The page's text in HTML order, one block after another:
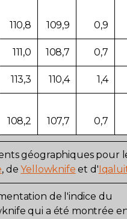
110,8 109,9 0,9
111,0 108,7 0,7
113,3 110,4 1,4
108,2 107,7 0,7
géographiques pour
, deYellowknife et d'
de l'indice du
qui a été montrée